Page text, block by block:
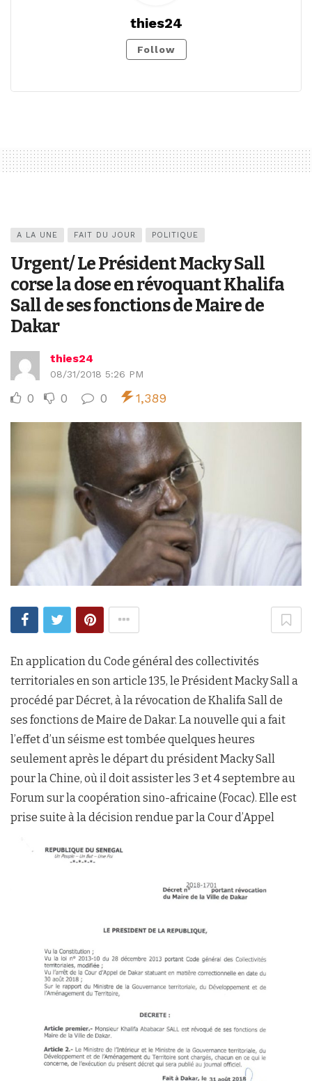
thies24
Follow
A LA UNE FAIT DU JOUR POLITIQUE
Urgent/ Le Président Macky Sall
corse la dose en révoquant Khalifa
Sall de ses fonctions de Maire de
Dakar
thies24
08/31/2018 5:26 PM
0 0 0 1,389
En application du Code général des collectivités
territoriales en son article 135, le Président Macky Sall a
procédé par Décret, à la révocation de Khalifa Sall de
ses fonctions de Maire de Dakar. La nouvelle qui a fait
l’effet d’un séisme est tombée quelques heures
seulement après le départ du président Macky Sall
pour la Chine, où il doit assister les 3 et 4 septembre au
Forum sur la coopération sino-africaine (Focac). Elle est
prise suite à la décision rendue par la Cour d’Appel